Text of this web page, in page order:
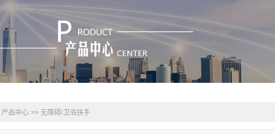
招商加盟
在线留言
荣誉证书
行业动态
技术知识
隔帘
防撞扶手
产品中心 >> 无障碍/卫浴扶手